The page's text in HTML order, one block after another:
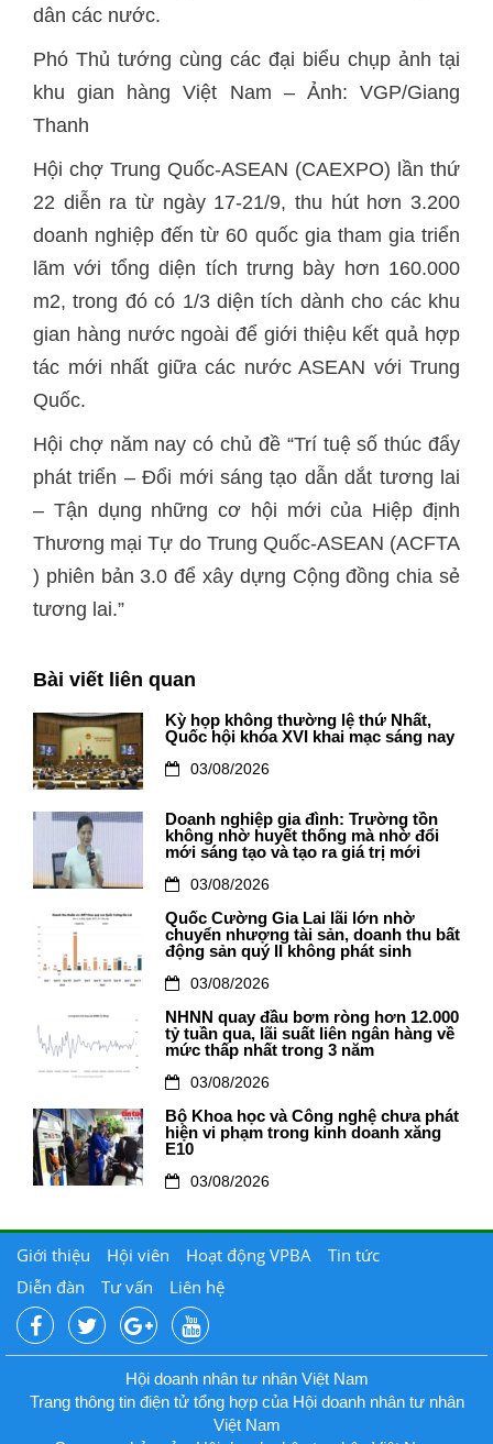
dân các nước.
Phó Thủ tướng cùng các đại biểu chụp ảnh tại
khu gian hàng Việt Nam – Ảnh: VGP/Giang
Thanh
Hội chợ Trung Quốc-ASEAN (CAEXPO) lần thứ
22 diễn ra từ ngày 17-21/9, thu hút hơn 3.200
doanh nghiệp đến từ 60 quốc gia tham gia triển
lãm với tổng diện tích trưng bày hơn 160.000
m2, trong đó có 1/3 diện tích dành cho các khu
gian hàng nước ngoài để giới thiệu kết quả hợp
tác mới nhất giữa các nước ASEAN với Trung
Quốc.
Hội chợ năm nay có chủ đề “Trí tuệ số thúc đẩy
phát triển – Đổi mới sáng tạo dẫn dắt tương lai
– Tận dụng những cơ hội mới của Hiệp định
Thương mại Tự do Trung Quốc-ASEAN (ACFTA
) phiên bản 3.0 để xây dựng Cộng đồng chia sẻ
tương lai.”
Bài viết liên quan
Kỳ họp không thường lệ thứ Nhất,
Quốc hội khóa XVI khai mạc sáng nay
03/08/2026
Doanh nghiệp gia đình: Trường tồn
không nhờ huyết thống mà nhờ đổi
mới sáng tạo và tạo ra giá trị mới
03/08/2026
Quốc Cường Gia Lai lãi lớn nhờ
chuyển nhượng tài sản, doanh thu bất
động sản quý II không phát sinh
03/08/2026
NHNN quay đầu bơm ròng hơn 12.000
tỷ tuần qua, lãi suất liên ngân hàng về
mức thấp nhất trong 3 năm
03/08/2026
Bộ Khoa học và Công nghệ chưa phát
hiện vi phạm trong kinh doanh xăng
E10
03/08/2026
Giới thiệu Hội viên Hoạt động VPBA
Tin tức
Diễn đàn
Tư vấn Liên hệ
Hội doanh nhân tư nhân Việt Nam
Trang thông tin điện tử tổng hợp của Hội doanh nhân tư nhân
Việt Nam